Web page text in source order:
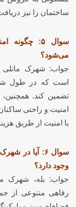
ساختمان را نیز
سوال ۵:
می‌شود؟
جواب: شهرک مانلی
است که در طول
تضمین کند.
امنیت و راحتی
با امنیت از طریق
سوال ۶: آیا
وجود دارد؟
جواب: بله، شهرک
رفاهی متنوعی از